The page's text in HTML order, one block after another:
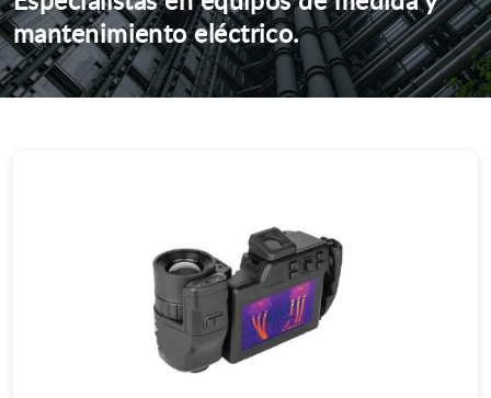
mantenimiento eléctrico.